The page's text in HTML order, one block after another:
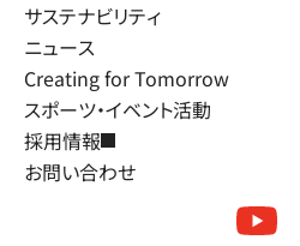
サステナビリティ
ニュース
Creating for Tomorrow
スポーツ・イベント活動
採用情報
お問い合わせ